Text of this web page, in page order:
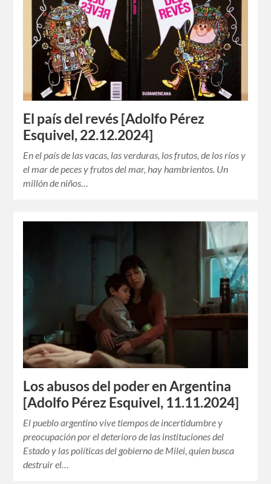
El país del revés [Adolfo Pérez
Esquivel, 22.12.2024]
En el país de las vacas, las verduras, los frutos, de los ríos y
el mar de peces y frutos del mar, hay hambrientos. Un
millón de niños…
Los abusos del poder en Argentina
[Adolfo Pérez Esquivel, 11.11.2024]
El pueblo argentino vive tiempos de incertidumbre y
preocupación por el deterioro de las instituciones del
Estado y las políticas del gobierno de Milei, quien busca
destruir el…